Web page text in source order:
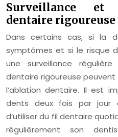
Surveillance et
dentaire rigoureuse
Dans certains cas, si la
symptômes et si le risque
une surveillance
dentaire rigoureuse
l’ablation dentaire. Il est
dents deux fois par jour
d’utiliser du fil dentaire
régulièrement son